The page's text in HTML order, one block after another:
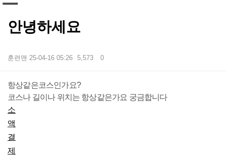
안녕하세요
훈련맨 25-04-16 05:26 5,573 0
본문
항상같은코스인가요?
코스나 길이나 위치는 항상같은가요 궁금합니다
소
액
결
제